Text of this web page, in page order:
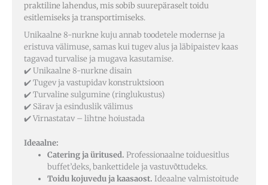
praktiline lahendus, mis sobib suurepäraselt toidu
esitlemiseks ja transportimiseks.
Unikaalne 8-nurkne kuju annab toodetele modernse ja
eristuva välimuse, samas kui tugev alus ja läbipaistev kaas
tagavad turvalise ja mugava kasutamise.
✔️ Unikaalne 8-nurkne disain
✔️ Tugev ja vastupidav konstruktsioon
✔️ Turvaline sulgumine (ringlukustus)
✔️ Särav ja esinduslik välimus
✔️ Virnastatav – lihtne hoiustada
Ideaalne:
Catering ja üritused. Professionaalne toiduesitlus
buffet’deks, bankettidele ja vastuvõttudeks.
Toidu kojuvedu ja kaasaost. Ideaalne valmistoitude